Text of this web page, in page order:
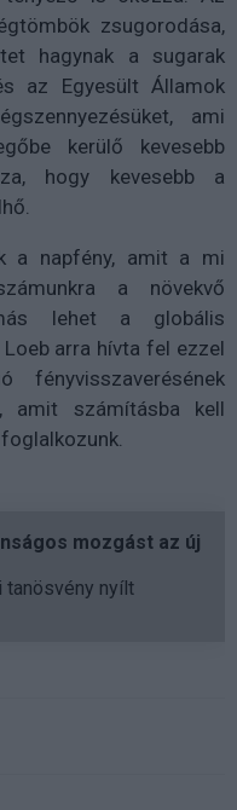
zsugorodása,
hagynak a sugarak
az Egyesült Államok
ami
kerülő kevesebb
hogy kevesebb a
a napfény, amit a mi
a növekvő
lehet a globális
arra hívta fel ezzel
amit számításba kell
mozgást az új
nyílt